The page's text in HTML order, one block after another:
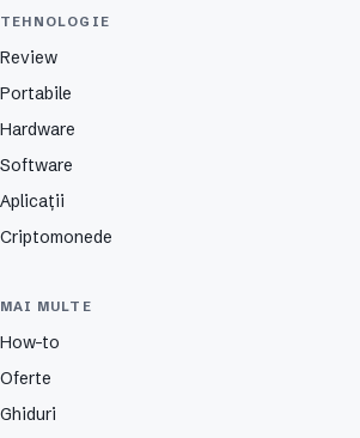
TEHNOLOGIE
Review
Portabile
Hardware
Software
Aplicații
Criptomonede
MAI MULTE
How-to
Oferte
Ghiduri